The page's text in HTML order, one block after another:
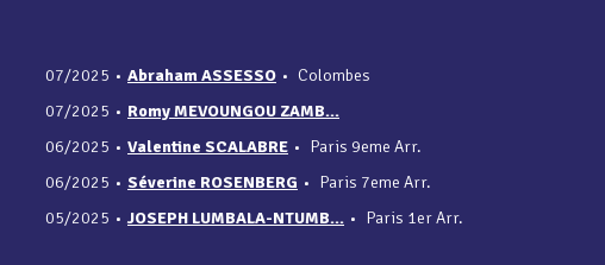
07/2025 • Abraham ASSESSO • Colombes
07/2025 • Romy MEVOUNGOU ZAMB...
06/2025 • Valentine SCALABRE • Paris 9eme Arr.
06/2025 • Séverine ROSENBERG • Paris 7eme Arr.
05/2025 • JOSEPH LUMBALA-NTUMB... • Paris 1er Arr.